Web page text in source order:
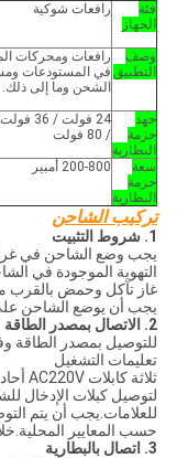
فئة
الجهاز
رافعات شوكية
وصف
التطبيق
رافعات ومحركات
في المستودعات
الشحن وما إلى ذلك.
جهد
حزمة
البطارية
/ 80 فولت
سعة
حزمة
البطارية
200-800 أمبير
تركيب الشاحن
1. شروط التثبيت
يجب وضع الشاحن في
التهوية الموجودة في
غاز تآكل وحمض بالقرب
يجب أن يوضع الشاحن
2. الاتصال بمصدر الطاقة
للتوصيل بمصدر الطاقة
تعليمات التشغيل
ثلاثة كابلات AC220V أحادية الطور (واحد لـ L ، واحد لـ N ؛ واحد لـ PE)
للعلامات.يجب أن يتم
حسب المعايير
3. اتصال بالبطارية